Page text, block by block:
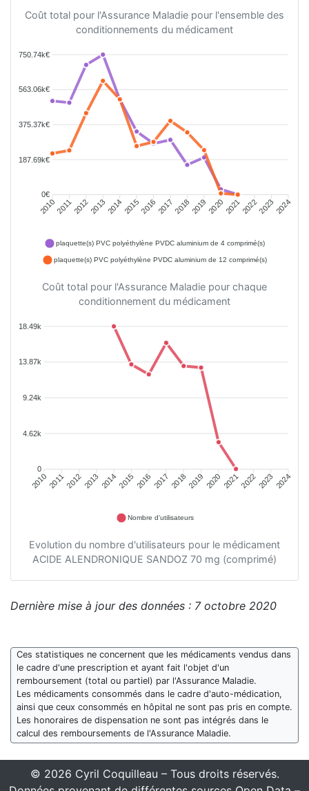
Coût total pour l'Assurance Maladie pour l'ensemble des
conditionnements du médicament
750.74k€
563.06k€
375.37k€
187.69k€
0€
201020112012201320142015201620172018201920202021202220232024
plaquette(s) PVC polyéthylène PVDC aluminium de 4 comprimé(s)
plaquette(s) PVC polyéthylène PVDC aluminium de 12 comprimé(s)
Coût total pour l'Assurance Maladie pour chaque
conditionnement du médicament
18.49k
13.87k
9.24k
4.62k
0
2010201120122013 20142015 2016 2017 20182019 2020 202120222023 2024
Nombre d'utilisateurs
Evolution du nombre d'utilisateurs pour le médicament
ACIDE ALENDRONIQUE SANDOZ 70 mg (comprimé)
Dernière mise à jour des données : 7 octobre 2020
Ces statistiques ne concernent que les médicaments vendus dans
le cadre d'une prescription et ayant fait l'objet d'un
remboursement (total ou partiel) par l'Assurance Maladie.
Les médicaments consommés dans le cadre d'auto-médication,
ainsi que ceux consommés en hôpital ne sont pas pris en compte.
Les honoraires de dispensation ne sont pas intégrés dans le
calcul des remboursements de l'Assurance Maladie.
© 2026 Cyril Coquilleau – Tous droits réservés.